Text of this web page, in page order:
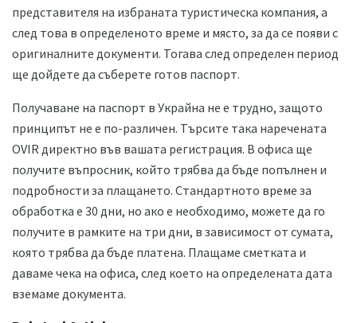
представителя на избраната туристическа компания, а
след това в определеното време и място, за да се появи с
оригиналните документи. Тогава след определен период
ще дойдете да съберете готов паспорт.
Получаване на паспорт в Украйна не е трудно, защото
принципът не е по-различен. Търсите така наречената
OVIR директно във вашата регистрация. В офиса ще
получите въпросник, който трябва да бъде попълнен и
подробности за плащането. Стандартното време за
обработка е 30 дни, но ако е необходимо, можете да го
получите в рамките на три дни, в зависимост от сумата,
която трябва да бъде платена. Плащаме сметката и
даваме чека на офиса, след което на определената дата
вземаме документа.